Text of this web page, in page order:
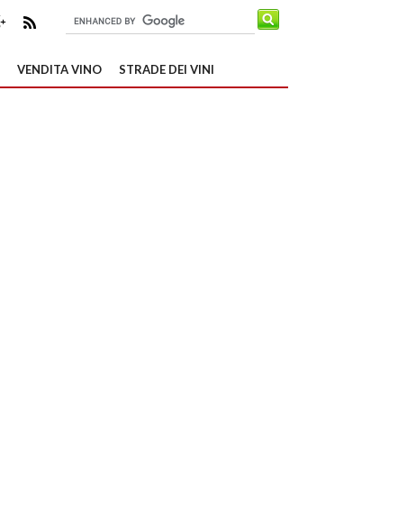
VENDITA VINO STRADE DEI VINI